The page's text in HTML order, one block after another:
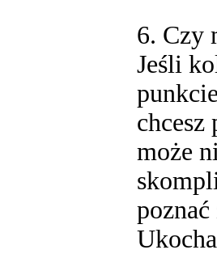
6. Czy
Jeśli
chcesz
może